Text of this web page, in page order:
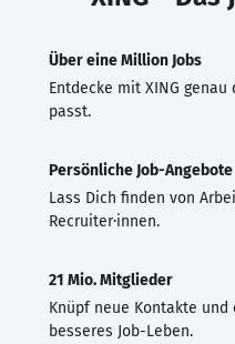
Über eine Million Jobs
Entdecke mit XING
passt.
Persönliche Job-Angebote
Lass Dich finden von
Recruiter·innen.
21 Mio. Mitglieder
Knüpf neue Kontakte
besseres Job-Leben.